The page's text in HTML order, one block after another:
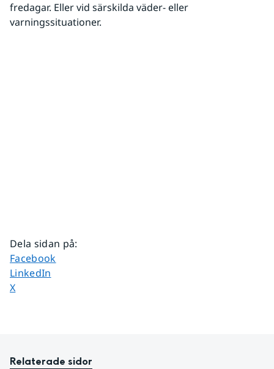
fredagar. Eller vid särskilda väder- eller
varningssituationer.
Dela sidan på:
Dela sidan på
Facebook
Dela sidan på
LinkedIn
Dela sidan på
X
Relaterade sidor